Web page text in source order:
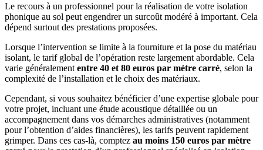
Le recours à un professionnel pour la réalisation de votre isolation
phonique au sol peut engendrer un surcoût modéré à important. Cela
dépend surtout des prestations proposées.
Lorsque l’intervention se limite à la fourniture et la pose du matériau
isolant, le tarif global de l’opération reste largement abordable. Cela
varie généralement entre 40 et 80 euros par mètre carré, selon la
complexité de l’installation et le choix des matériaux.
Cependant, si vous souhaitez bénéficier d’une expertise globale pour
votre projet, incluant une étude acoustique détaillée ou un
accompagnement dans vos démarches administratives (notamment
pour l’obtention d’aides financières), les tarifs peuvent rapidement
grimper. Dans ces cas-là, comptez au moins 150 euros par mètre